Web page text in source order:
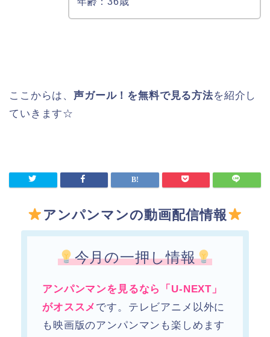
ここからは、声ガール！を無料で見る方法を紹介し
ていきます☆
アンパンマンの動画配信情報
今月の一押し情報
アンパンマンを見るなら「U-NEXT」
がオススメ です。テレビアニメ以外に
も映画版のアンパンマンも楽しめます